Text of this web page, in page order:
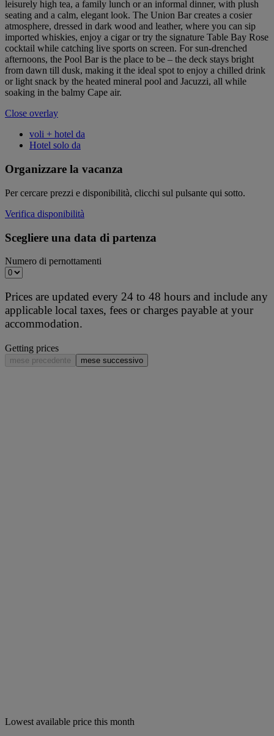
leisurely high tea, a family lunch or an informal dinner, with plush
seating and a calm, elegant look. The Union Bar creates a cosier
atmosphere, dressed in dark wood and leather, where you can sip
imported whiskies, enjoy a cigar or try the signature Table Bay Rose
cocktail while catching live sports on screen. For sun-drenched
afternoons, the Pool Bar is the place to be – the deck stays bright
from dawn till dusk, making it the ideal spot to enjoy a chilled drink
or light snack by the heated mineral pool and Jacuzzi, all while
soaking in the balmy Cape air.
Close overlay
voli + hotel da
Hotel solo da
Organizzare la vacanza
Per cercare prezzi e disponibilità, clicchi sul pulsante qui sotto.
Verifica disponibilità
Scegliere una data di partenza
Numero di pernottamenti
Prices are updated every 24 to 48 hours and include any
applicable local taxes, fees or charges payable at your
accommodation.
Getting prices
mese precedente mese successivo
Lowest available price this month